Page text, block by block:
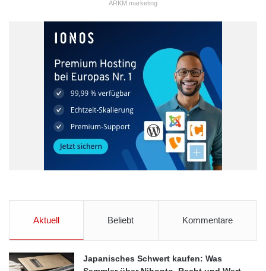
Quelle: Guide Share Europe
Arbeitskreis Big Data Analytics
Frankfurt Gründungsveranstaltung
Guide Share Europe Usergroup
ARKM.marketing
Aktuell Beliebt Kommentare
Japanisches Schwert kaufen: Was